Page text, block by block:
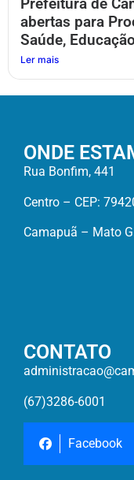
Prefeitura de
abertas para
Saúde,
Ler mais
ONDE
Rua Bonfim, 441
Centro – CEP:
Camapuã – Mato
CONTATO
(67)3286-6001
Facebook